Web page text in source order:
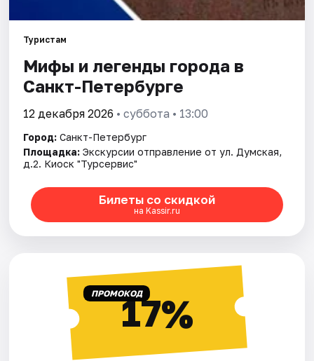
Туристам
Мифы и легенды города в
Санкт-Петербурге
12 декабря 2026 • суббота • 13:00
Город: Санкт-Петербург
Площадка: Экскурсии отправление от ул. Думская,
д.2. Киоск "Турсервис"
Билеты со скидкой
на Kassir.ru
ПРОМОКОД17%